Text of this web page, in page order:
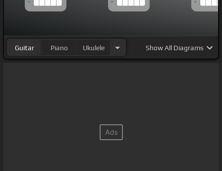
Guitar Piano Ukulele ShowAll Diagrams